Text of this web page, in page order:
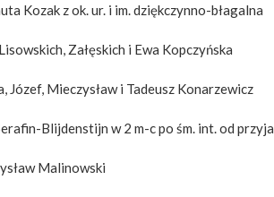
Kozak z ok. ur. i im. dziękczynno-błagalna
Załęskich i Ewa Kopczyńska
Józef, Mieczysław i Tadeusz Konarzewicz
Blijdenstijn w 2 m-c po śm. int. od
Malinowski